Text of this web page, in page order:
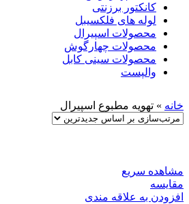
کانکتور برزنتی
لوله های فلکسیبل
محصولات اسپیرال
محصولات چهارگوش
محصولات سینی کابل
والپست
خانه » تهویه مطبوع اسپیرال
مشاهده سریع
مقایسه
افزودن به علاقه مندی